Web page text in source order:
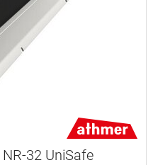
32 UniSafe